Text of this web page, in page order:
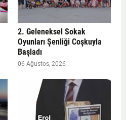
2. Geleneksel Sokak
Oyunları Şenliği Coşkuyla
Başladı
06 Ağustos, 2026